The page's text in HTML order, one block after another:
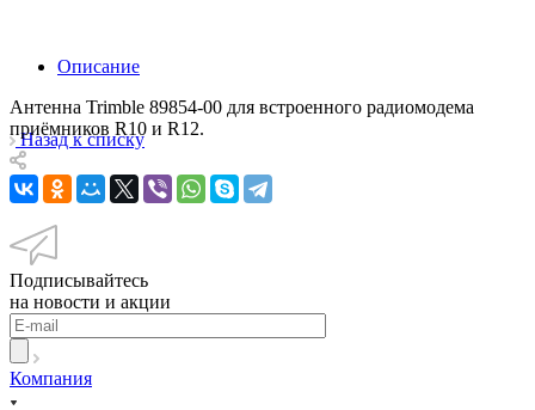
Описание
Антенна Trimble 89854-00 для встроенного радиомодема
приёмников R10 и R12.
Назад к списку
Подписывайтесь
на новости и акции
Компания